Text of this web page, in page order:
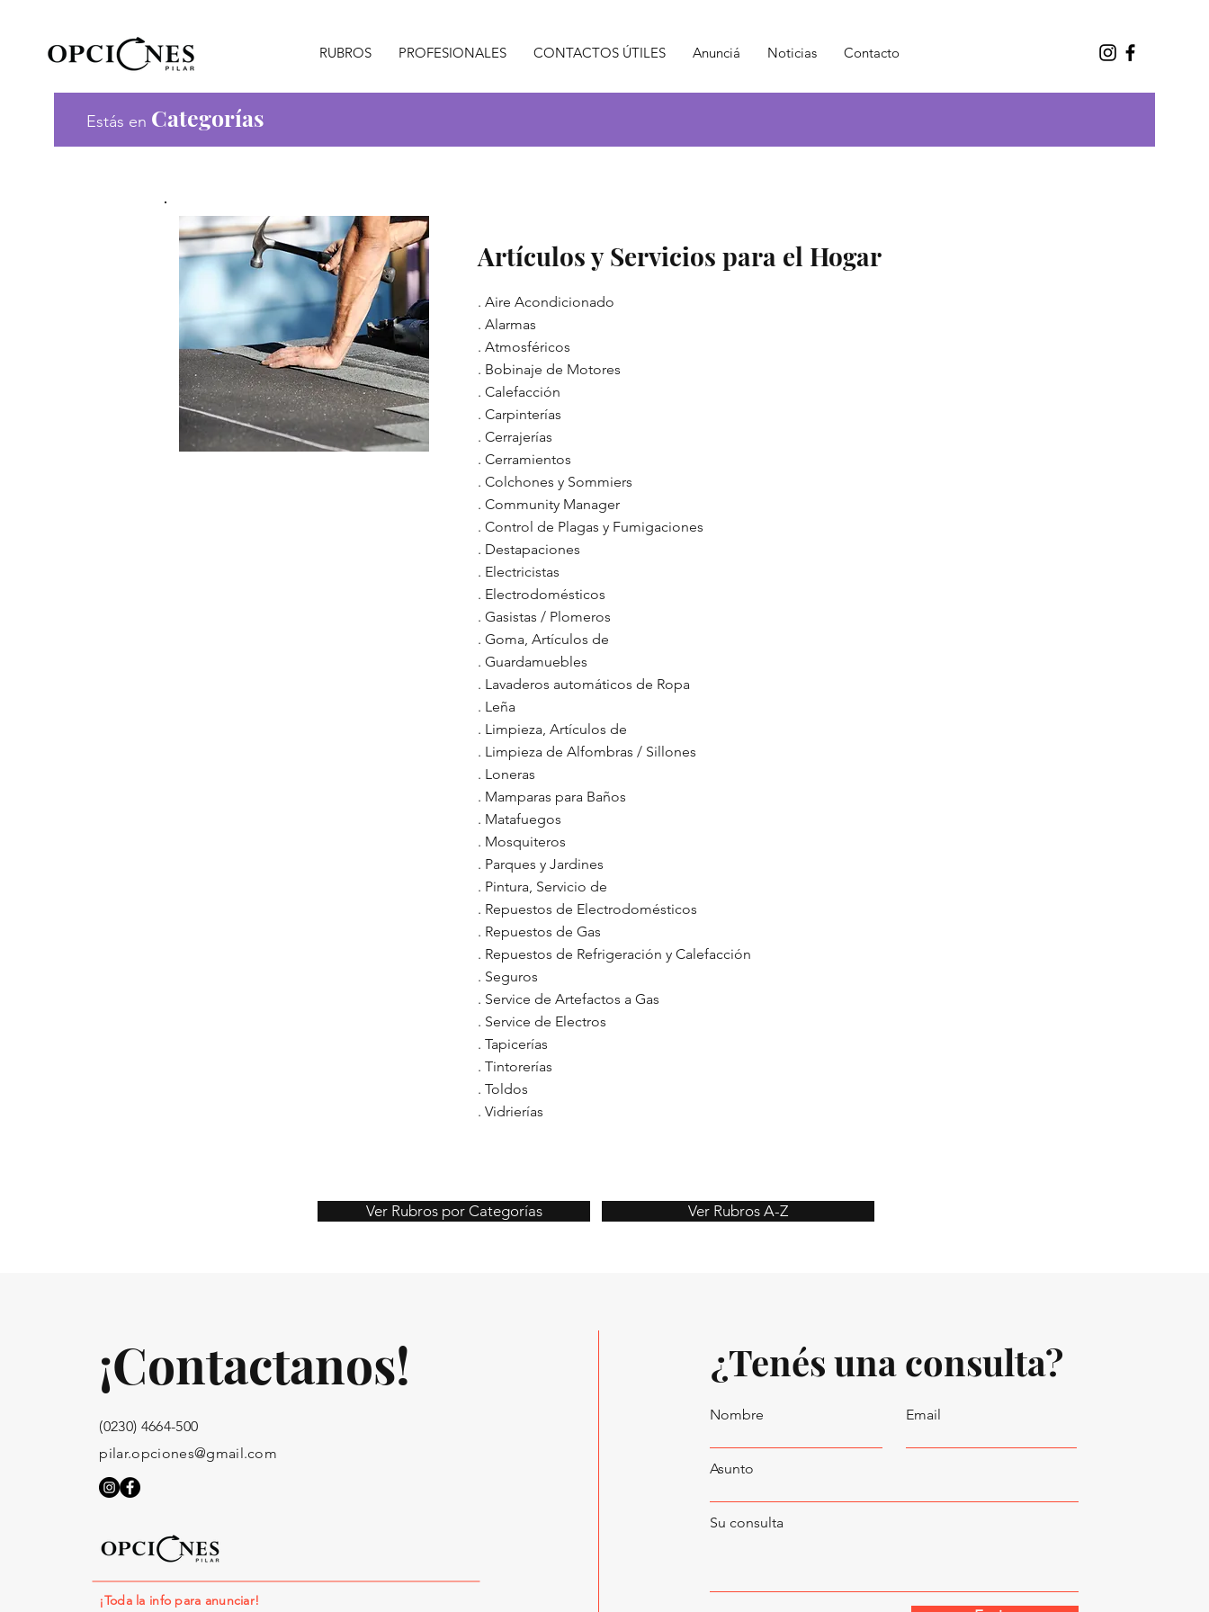
RUBROS PROFESIONALES CONTACTOS ÚTILES Anunciá Noticias Contacto
Estás en Categorías
Artículos y Servicios para el Hogar
. Aire Acondicionado
. Alarmas
. Atmosféricos
. Bobinaje de Motores
. Calefacción
. Carpinterías
. Cerrajerías
. Cerramientos
. Colchones y Sommiers
. Community Manager
. Control de Plagas y Fumigaciones
. Destapaciones
. Electricistas
. Electrodomésticos
. Gasistas / Plomeros
. Goma, Artículos de
. Guardamuebles
. Lavaderos automáticos de Ropa
. Leña
. Limpieza, Artículos de
. Limpieza de Alfombras / Sillones
. Loneras
. Mamparas para Baños
. Matafuegos
. Mosquiteros
. Parques y Jardines
. Pintura, Servicio de
. Repuestos de Electrodomésticos
. Repuestos de Gas
. Repuestos de Refrigeración y Calefacción
. Seguros
. Service de Artefactos a Gas
. Service de Electros
. Tapicerías
. Tintorerías
. Toldos
. Vidrierías
Ver Rubros por Categorías Ver Rubros A-Z
¡Contactanos!
(0230) 4664-500
pilar.opciones@gmail.com
¡Toda la info para anunciar!
¿Tenés una consulta?
Nombre Email
Asunto
Su consulta